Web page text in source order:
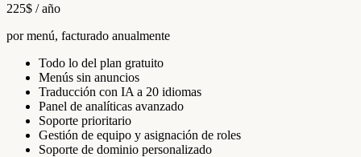
225$ / año
por menú, facturado anualmente
Todo lo del plan gratuito
Menús sin anuncios
Traducción con IA a 20 idiomas
Panel de analíticas avanzado
Soporte prioritario
Gestión de equipo y asignación de roles
Soporte de dominio personalizado